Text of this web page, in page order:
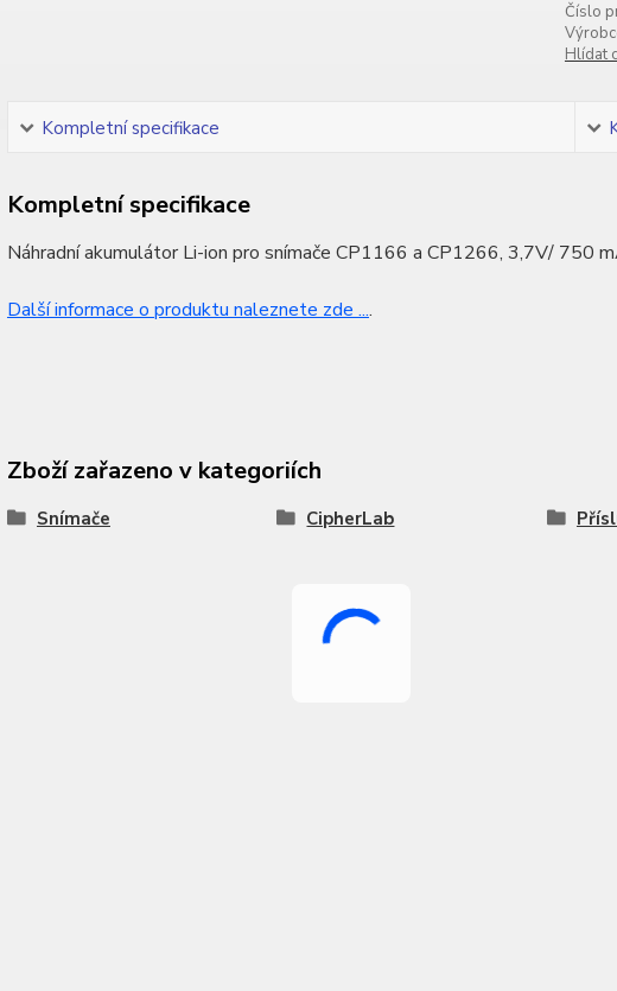
Číslo
Hlídat
Kompletní specifikace
Kompletní specifikace
Náhradní akumulátor Li-ion pro snímače CP1166 a CP1266, 3,7V/ 750
Další informace o produktu naleznete zde ....
Zboží zařazeno v kategoriích
Snímače CipherLab